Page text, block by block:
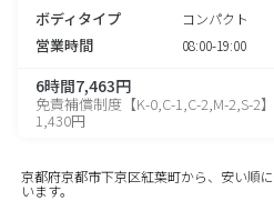
ボディタイプ コンパクト
営業時間 08:00-19:00
6時間7,463円
免責補償制度【K-0,C-1,C-2,M-2,S-2】
1,430円
京都府京都市下京区紅葉町から、安い順
います。